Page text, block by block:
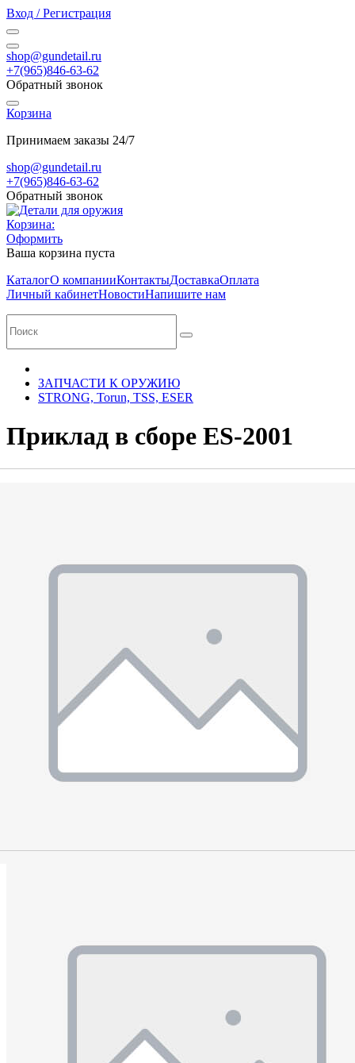
Вход / Регистрация
shop@gundetail.ru
+7(965)846-63-62
Обратный звонок
Корзина
Принимаем заказы 24/7
shop@gundetail.ru
+7(965)846-63-62
Обратный звонок
Корзина:
Оформить
Ваша корзина пуста
КаталогО компанииКонтактыДоставкаОплата
Личный кабинетНовостиНапишите нам
ЗАПЧАСТИ К ОРУЖИЮ
STRONG, Torun, TSS, ESER
Приклад в сборе ES-2001